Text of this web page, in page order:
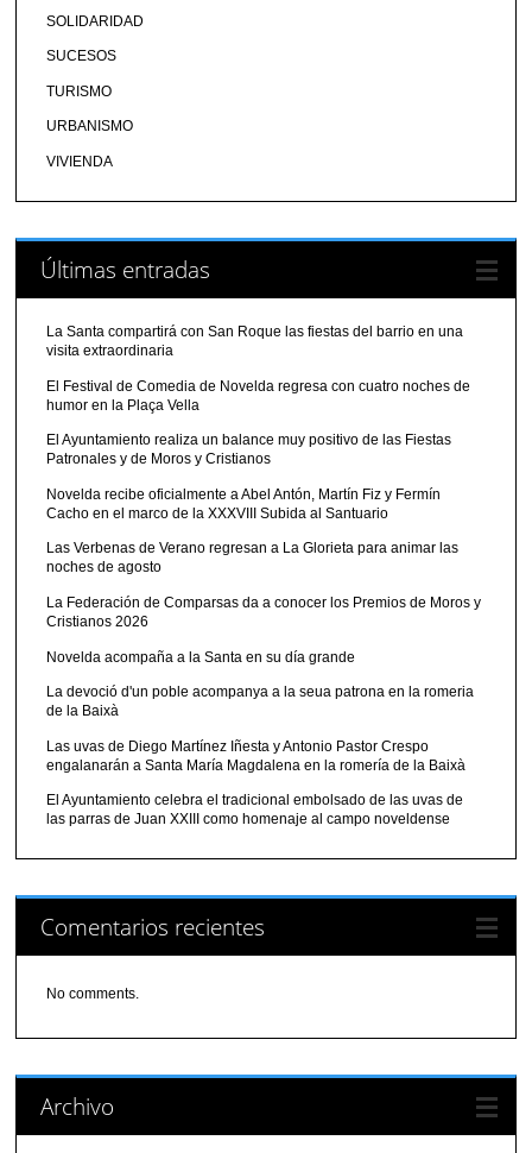
SOLIDARIDAD
SUCESOS
TURISMO
URBANISMO
VIVIENDA
Últimas entradas
La Santa compartirá con San Roque las fiestas del barrio en una
visita extraordinaria
El Festival de Comedia de Novelda regresa con cuatro noches de
humor en la Plaça Vella
El Ayuntamiento realiza un balance muy positivo de las Fiestas
Patronales y de Moros y Cristianos
Novelda recibe oficialmente a Abel Antón, Martín Fiz y Fermín
Cacho en el marco de la XXXVIII Subida al Santuario
Las Verbenas de Verano regresan a La Glorieta para animar las
noches de agosto
La Federación de Comparsas da a conocer los Premios de Moros y
Cristianos 2026
Novelda acompaña a la Santa en su día grande
La devoció d'un poble acompanya a la seua patrona en la romeria
de la Baixà
Las uvas de Diego Martínez Iñesta y Antonio Pastor Crespo
engalanarán a Santa María Magdalena en la romería de la Baixà
El Ayuntamiento celebra el tradicional embolsado de las uvas de
las parras de Juan XXIII como homenaje al campo noveldense
Comentarios recientes
No comments.
Archivo